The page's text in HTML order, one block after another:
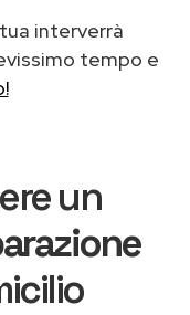
interverrà
tempo e
un